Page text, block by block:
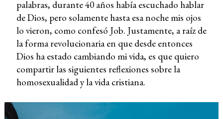
palabras, durante 40 años había escuchado hablar
de Dios, pero solamente hasta esa noche mis ojos
lo vieron, como confesó Job. Justamente, a raíz de
la forma revolucionaria en que desde entonces
Dios ha estado cambiando mi vida, es que quiero
compartir las siguientes reflexiones sobre la
homosexualidad y la vida cristiana.